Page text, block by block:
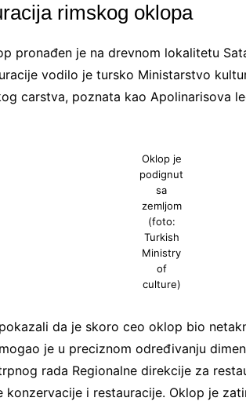
rimskog oklopa
pronađen je na drevnom lokalitetu
vodilo je tursko Ministarstvo
carstva, poznata kao Apolinarisova
Oklop je
podignut
sa
zemljom
(foto:
Turkish
Ministry
of
culture)
da je skoro ceo oklop bio
je u preciznom određivanju
rada Regionalne direkcije za
konzervacije i restauracije. Oklop je